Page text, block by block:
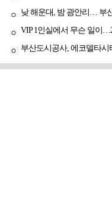
낮 해운대, 밤 광안리… 부
VIP 1인실에서 무슨 일이
부산도시공사, 에코델타